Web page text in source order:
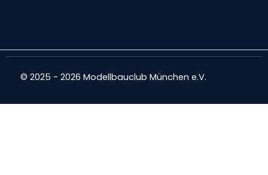
© 2025 - 2026 Modellbauclub München e.V.